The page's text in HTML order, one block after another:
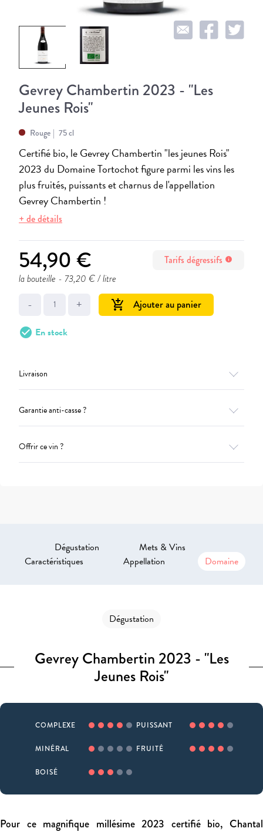
Gevrey Chambertin 2023 - "Les
Jeunes Rois"
Rouge 75 cl
Certifié bio, le Gevrey Chambertin "les jeunes Rois"
2023 du Domaine Tortochot figure parmi les vins les
plus fruités, puissants et charnus de l'appellation
Gevrey Chambertin !
+ de détails
54,90 € Tarifs dégressifs info
la bouteille - 73,20 € / litre
- + add_shopping_cart Ajouter au panier
check_circle En stock
Livraison
Garantie anti-casse ?
Offrir ce vin ?
Dégustation
Mets & Vins
Caractéristiques
Appellation Domaine
Dégustation
Gevrey Chambertin 2023 - "Les
Jeunes Rois"
COMPLEXE PUISSANT
MINÉRAL FRUITÉ
BOISÉ
Pour ce magnifique millésime 2023 certifié bio, Chantal